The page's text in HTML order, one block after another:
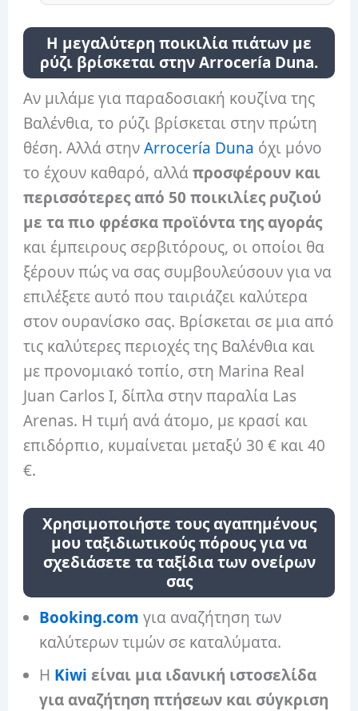
Η μεγαλύτερη ποικιλία πιάτων με
ρύζι βρίσκεται στην Arrocería Duna.
Αν μιλάμε για παραδοσιακή κουζίνα της
Βαλένθια, το ρύζι βρίσκεται στην πρώτη
θέση. Αλλά στηνArrocería Duna όχι μόνο
το έχουν καθαρό, αλλάπροσφέρουν και
περισσότερες από 50 ποικιλίες ρυζιού
με τα πιο φρέσκα προϊόντα της αγοράς
και έμπειρους σερβιτόρους, οι οποίοι θα
ξέρουν πώς να σας συμβουλεύσουν για να
επιλέξετε αυτό που ταιριάζει καλύτερα
στον ουρανίσκο σας. Βρίσκεται σε μια από
τις καλύτερες περιοχές της Βαλένθια και
με προνομιακό τοπίο, στη Marina Real
Juan Carlos I, δίπλα στην παραλία Las
Arenas. Η τιμή ανά άτομο, με κρασί και
επιδόρπιο, κυμαίνεται μεταξύ 30 € και 40
€.
Χρησιμοποιήστε τους αγαπημένους
μου ταξιδιωτικούς πόρους για να
σχεδιάσετε τα ταξίδια των ονείρων
σας
Booking.com για αναζήτηση των
καλύτερων τιμών σε καταλύματα.
Η Kiwi είναι μια ιδανική ιστοσελίδα
για αναζήτηση πτήσεων και σύγκριση